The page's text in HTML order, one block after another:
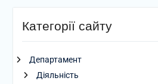
Категорії сайту
Департамент
Діяльність